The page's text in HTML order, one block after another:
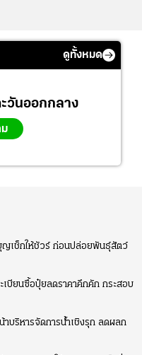
ดูทั้งหมด
วันออกกลาง
ญเช็กให้ชัวร์ ก่อนปล่อยพันธุ์สัตว์
เบียนซื้อปุ๋ยลดราคาคึกคัก กระสอบ
บริหารจัดการน้ำเชิงรุก ลดผลก